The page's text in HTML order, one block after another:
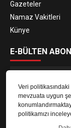
Veri politikasındaki
mevzuata uygun
politikamızı
Gazeteler
Namaz Vakitleri
Künye
E-BÜLTEN
E-Bülten aboneliği